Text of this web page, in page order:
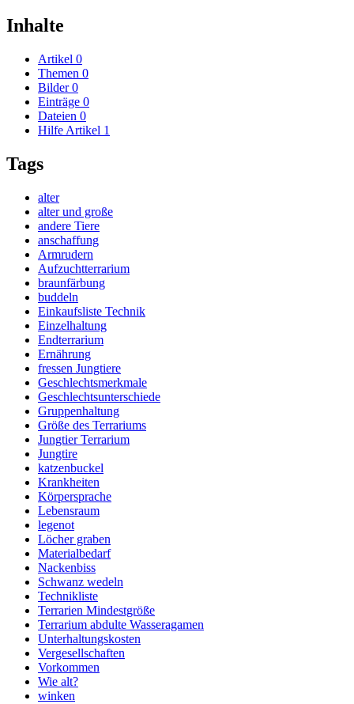
Inhalte
Artikel 0
Themen 0
Bilder 0
Einträge 0
Dateien 0
Hilfe Artikel 1
Tags
alter
alter und große
andere Tiere
anschaffung
Armrudern
Aufzuchtterrarium
braunfärbung
buddeln
Einkaufsliste Technik
Einzelhaltung
Endterrarium
Ernährung
fressen Jungtiere
Geschlechtsmerkmale
Geschlechtsunterschiede
Gruppenhaltung
Größe des Terrariums
Jungtier Terrarium
Jungtire
katzenbuckel
Krankheiten
Körpersprache
Lebensraum
legenot
Löcher graben
Materialbedarf
Nackenbiss
Schwanz wedeln
Technikliste
Terrarien Mindestgröße
Terrarium abdulte Wasseragamen
Unterhaltungskosten
Vergesellschaften
Vorkommen
Wie alt?
winken